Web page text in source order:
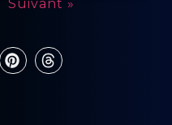
Suivant »